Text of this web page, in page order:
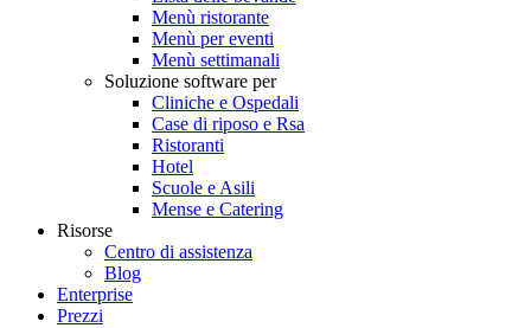
Menù ristorante
Menù per eventi
Menù settimanali
Soluzione software per
Cliniche e Ospedali
Case di riposo e Rsa
Ristoranti
Hotel
Scuole e Asili
Mense e Catering
Risorse
Centro di assistenza
Blog
Enterprise
Prezzi